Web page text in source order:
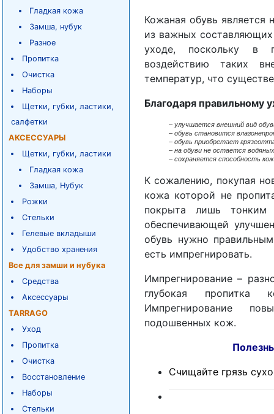
Гладкая кожа
Замша, нубук
Разное
Пропитка
Очистка
Наборы
Щетки, губки, ластики,
салфетки
АКСЕССУАРЫ
Щетки, губки, ластики
Гладкая кожа
Замша, Нубук
Рожки
Стельки
Гелевые вкладыши
Удобство хранения
Все для замши и нубука
Средства
Аксессуары
TARRAGO
Уход
Пропитка
Очистка
Восстановление
Наборы
Стельки
Кожаная обувь является
из важных
уходе, поскольку в
воздействию таких
температур, что
Благодаря правильному
– улучшается внешний вид
– обувь становится
– обувь приобретает
– на обуви не остается
– сохраняется способность
К сожалению, покупая
кожа которой не
покрыта лишь тонким
обеспечивающей
обувь нужно
есть импрегнировать.
Импрегнирование –
глубокая пропитка
Импрегнирование
подошвенных кож.
Полезные
Счищайте грязь